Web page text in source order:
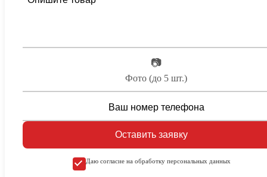
📷
Фото (до 5 шт.)
Оставить заявку
Даю согласие на обработку персональных данных